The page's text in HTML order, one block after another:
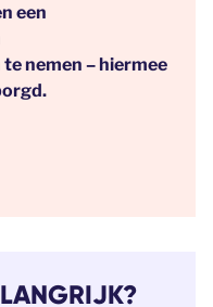
een
nemen – hiermee